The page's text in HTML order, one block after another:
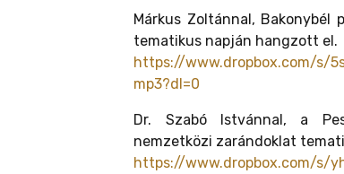
Márkus Zoltánnal,
tematikus napján hangzott el.
https://www.dropbox.com/s/
mp3?dl=0
Dr. Szabó Istvánnal, a
nemzetközi zarándoklat
https://www.dropbox.com/s/